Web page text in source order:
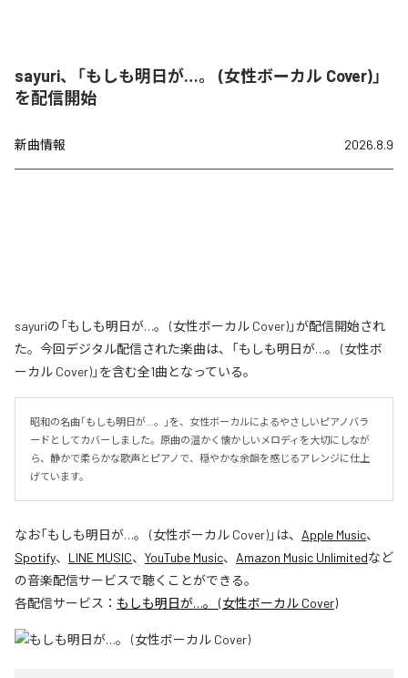
sayuri、「もしも明日が…。 (女性ボーカル Cover)」
を配信開始
新曲情報 2026.8.9
sayuriの「もしも明日が…。 (女性ボーカル Cover)」が配信開始され
た。今回デジタル配信された楽曲は、「もしも明日が…。 (女性ボ
ーカル Cover)」を含む全1曲となっている。
昭和の名曲「もしも明日が…。」を、女性ボーカルによるやさしいピアノバラ
ードとしてカバーしました。原曲の温かく懐かしいメロディを大切にしなが
ら、静かで柔らかな歌声とピアノで、穏やかな余韻を感じるアレンジに仕上
げています。
なお「もしも明日が…。 (女性ボーカル Cover)」は、 Apple Music、
Spotify、 LINE MUSIC、 YouTube Music、 Amazon Music Unlimitedなど
の音楽配信サービスで聴くことができる。
各配信サービス： もしも明日が…。 (女性ボーカル Cover)